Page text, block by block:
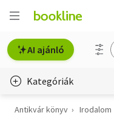
AI ajánló
Kategóriák
Életmód, egészség
Antikvár könyv Irodalom